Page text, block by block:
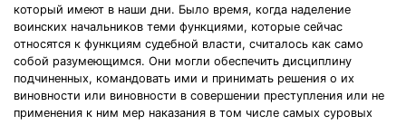
который имеют в наши дни. Было время, когда наделение
воинских начальников теми функциями, которые сейчас
относятся к функциям судебной власти, считалось как само
собой разумеющимся. Они могли обеспечить дисциплину
подчиненных, командовать ими и принимать решения о их
виновности или виновности в совершении преступления или не
применения к ним мер наказания в том числе самых суровых